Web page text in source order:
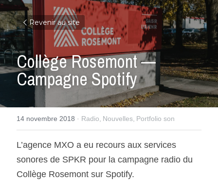
Revenir au site
Collège Rosemont —
Campagne Spotify
14 novembre 2018 · Radio, Nouvelles, Portfolio son
L’agence MXO a eu recours aux services
sonores de SPKR pour la campagne radio du
Collège Rosemont sur Spotify.